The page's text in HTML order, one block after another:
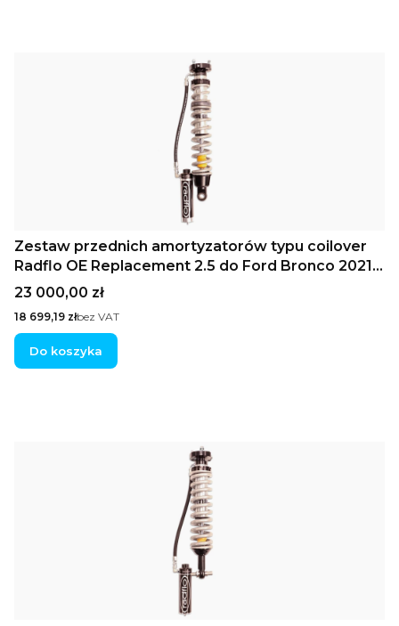
Zestaw przednich amortyzatorów typu coilover
Radflo OE Replacement 2.5 do Ford Bronco 2021+
ze zdalnymi zbiornikami, regulacją tłumienia Hi/Lo
Compression i dedykowany do liftu 3″ (wymagane
aftermarketowe górne wahacze UCA)
Cena
23 000,00 zł
Cena
18 699,19 złbez VAT
Do koszyka